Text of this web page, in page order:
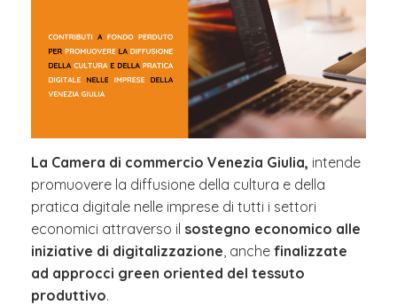
La Camera di commercio Venezia Giulia, intende
promuovere la diffusione della cultura e della
pratica digitale nelle imprese di tutti i settori
economici attraverso il sostegno economico alle
iniziative di digitalizzazione, anche finalizzate
ad approcci green oriented del tessuto
produttivo.